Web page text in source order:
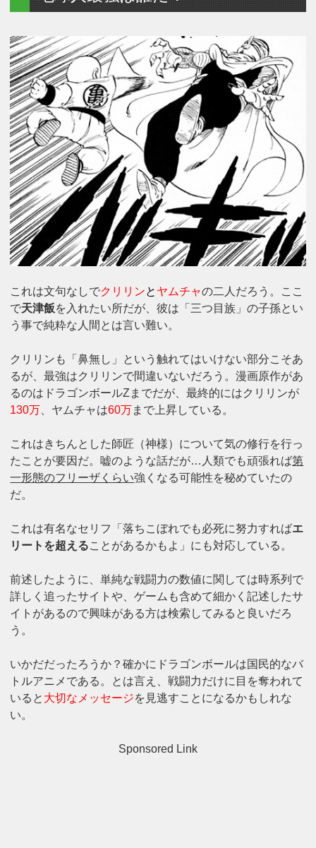
これは文句なしでクリリンと ヤムチャの二人だろう。ここ
で天津飯を入れたい所だが、彼は「三つ目族」の子孫とい
う事で純粋な人間とは言い難い。
クリリンも「鼻無し」という触れてはいけない部分こそあ
るが、最強はクリリンで間違いないだろう。漫画原作があ
るのはドラゴンボールZまでだが、最終的にはクリリンが
130万 、ヤムチャは60万まで上昇している。
これはきちんとした師匠（神様）について気の修行を行っ
たことが要因だ。嘘のような話だが…人類でも頑張れば第
一形態のフリーザくらい強くなる可能性を秘めていたの
だ。
これは有名なセリフ「落ちこぼれでも必死に努力すればエ
リートを超えることがあるかもよ」にも対応している。
前述したように、単純な戦闘力の数値に関しては時系列で
詳しく追ったサイトや、ゲームも含めて細かく記述したサ
イトがあるので興味がある方は検索してみると良いだろ
う。
いかだだったろうか？確かにドラゴンボールは国民的なバ
トルアニメである。とは言え、戦闘力だけに目を奪われて
いると 大切なメッセージを見逃すことになるかもしれな
い。
Sponsored Link